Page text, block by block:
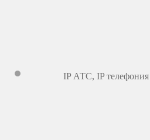
IP АТС, IP телефония